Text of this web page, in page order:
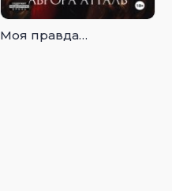
Моя правда…